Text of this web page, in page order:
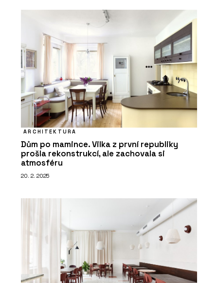
ARCHITEKTURA
Dům po mamince. Vilka z první republiky
prošla rekonstrukcí, ale zachovala si
atmosféru
20. 2. 2025